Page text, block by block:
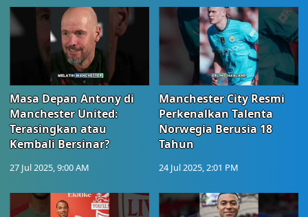
Masa Depan Antony di
Manchester United:
Terasingkan atau
Kembali Bersinar?
27 Jul 2025, 9:00 AM
Manchester City Resmi
Perkenalkan Talenta
Norwegia Berusia 18
Tahun
24 Jul 2025, 2:01 PM